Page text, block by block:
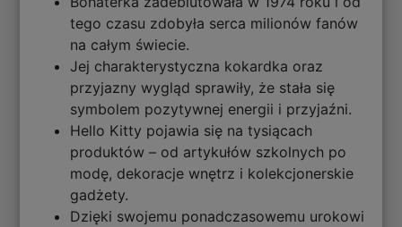
tego czasu zdobyła serca milionów fanów
na całym świecie.
Jej charakterystyczna kokardka oraz
przyjazny wygląd sprawiły, że stała się
symbolem pozytywnej energii i przyjaźni.
Hello Kitty pojawia się na tysiącach
produktów – od artykułów szkolnych po
modę, dekoracje wnętrz i kolekcjonerskie
gadżety.
Dzięki swojemu ponadczasowemu urokowi